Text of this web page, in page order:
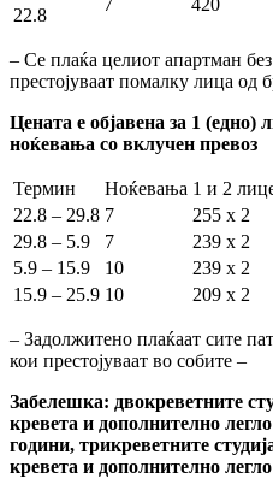
22.8
7 420
– Се плаќа целиот апартман
престојуваат помалку лица од
Цената е објавена за 1 (едно)
ноќевања со вклучен превоз
Термин Ноќевања 1 и 2
22.8 – 29.8 7 255 x 2
29.8 – 5.9
7 239 x 2
5.9 – 15.9
10 239 x 2
15.9 – 25.9 10 209 x 2
– Задолжитено плаќаат сите
кои престојуваат во собите –
Забелешка: двокреветните
кревета и дополнително
години, трикреветните
кревета и дополнително